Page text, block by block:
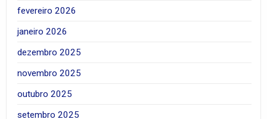
fevereiro 2026
janeiro 2026
dezembro 2025
novembro 2025
outubro 2025
setembro 2025